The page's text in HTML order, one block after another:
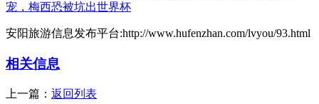
宠，梅西恐被坑出世界杯
安阳旅游信息发布平台:http://www.hufenzhan.com/lvyou/93.html
相关信息
上一篇： 返回列表